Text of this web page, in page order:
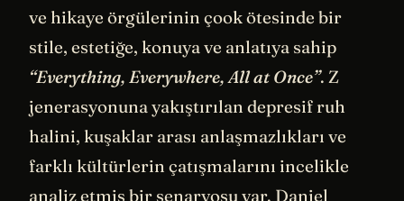
ve hikaye örgülerinin çook ötesinde bir
stile, estetiğe, konuya ve anlatıya sahip
“Everything, Everywhere, All at Once”. Z
jenerasyonuna yakıştırılan depresif ruh
halini, kuşaklar arası anlaşmazlıkları ve
farklı kültürlerin çatışmalarını incelikle
analiz etmiş bir senaryosu var. Daniel